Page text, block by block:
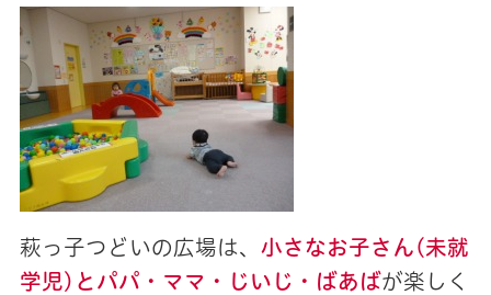
萩っ子つどいの広場は、 小さなお子さん(未就
学児)とパパ・ママ・じいじ・ばあばが楽しく